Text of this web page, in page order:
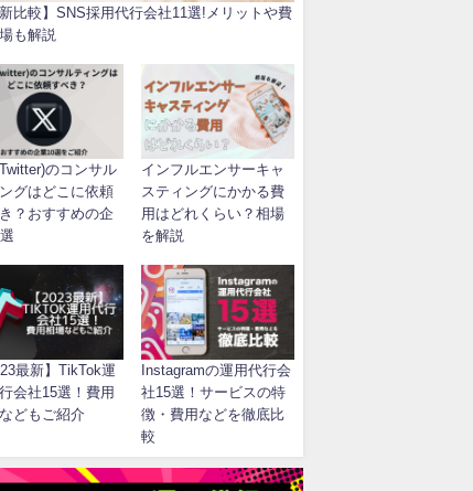
新比較】SNS採用代行会社11選!メリットや費
も解説
のコンサル
グはどこに依頼
？おすすめの企
インフルエンサーキャ
スティングにかかる費
用はどれくらい？相場
を解説
最新】TikTok運
会社15選！費用
どもご紹介
Instagramの運用代行会
社15選！サービスの特
徴・費用などを徹底比
較